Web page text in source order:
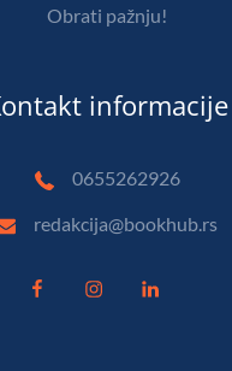
Obrati pažnju!
informacije
0655262926
redakcija@bookhub.rs